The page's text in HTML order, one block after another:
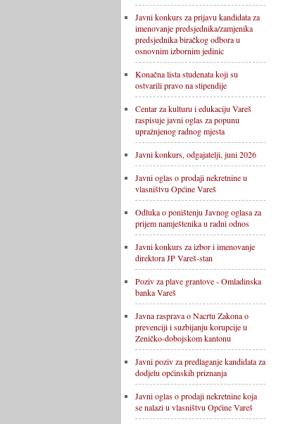
Javni konkurs za prijavu kandidata za
imenovanje predsjednika/zamjenika
predsjednika biračkog odbora u
osnovnim izbornim jedinic
Konačna lista studenata koji su
ostvarili pravo na stipendije
Centar za kulturu i edukaciju Vareš
raspisuje javni oglas za popunu
upražnjenog radnog mjesta
Javni konkurs, odgajatelji, juni 2026
Javni oglas o prodaji nekretnine u
vlasništvu Općine Vareš
Odluka o poništenju Javnog oglasa za
prijem namještenika u radni odnos
Javni konkurs za izbor i imenovanje
direktora JP Vareš-stan
Poziv za plave grantove - Omladinska
banka Vareš
Javna rasprava o Nacrtu Zakona o
prevenciji i suzbijanju korupcije u
Zeničko-dobojskom kantonu
Javni poziv za predlaganje kandidata za
dodjelu općinskih priznanja
Javni oglas o prodaji nekretnine koja
se nalazi u vlasništvu Općine Vareš